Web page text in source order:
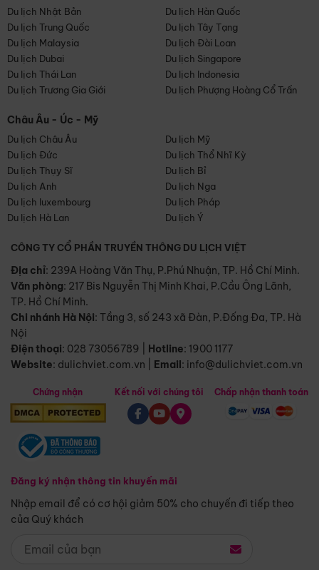
Du lịch Nhật Bản
Du lịch Hàn Quốc
Du lịch Trung Quốc
Du lịch Tây Tạng
Du lịch Malaysia
Du lịch Đài Loan
Du lịch Dubai
Du lịch Singapore
Du lịch Thái Lan
Du lịch Indonesia
Du lịch Trương Gia Giới
Du lịch Phượng Hoàng Cổ Trấn
Châu Âu - Úc - Mỹ
Du lịch Châu Âu
Du lịch Mỹ
Du lịch Đức
Du lịch Thổ Nhĩ Kỳ
Du lịch Thụy Sĩ
Du lịch Bỉ
Du lịch Anh
Du lịch Nga
Du lịch luxembourg
Du lịch Pháp
Du lịch Hà Lan
Du lịch Ý
CÔNG TY CỔ PHẦN TRUYỀN THÔNG DU LỊCH VIỆT
Địa chỉ: 239A Hoàng Văn Thụ, P.Phú Nhuận, TP. Hồ Chí Minh.
Văn phòng: 217 Bis Nguyễn Thị Minh Khai, P.Cầu Ông Lãnh,
TP. Hồ Chí Minh.
Chi nhánh Hà Nội: Tầng 3, số 243 xã Đàn, P.Đống Đa, TP. Hà
Nội
Điện thoại: 028 73056789 Hotline: 1900 1177
Website: dulichviet.com.vn Email: info@dulichviet.com.vn
Chứng nhận
Đăng ký nhận thông tin khuyến mãi
Nhập email để có cơ hội giảm 50% cho chuyến đi tiếp theo
của Quý khách
Kết nối với chúng tôi Chấp nhận thanh toán